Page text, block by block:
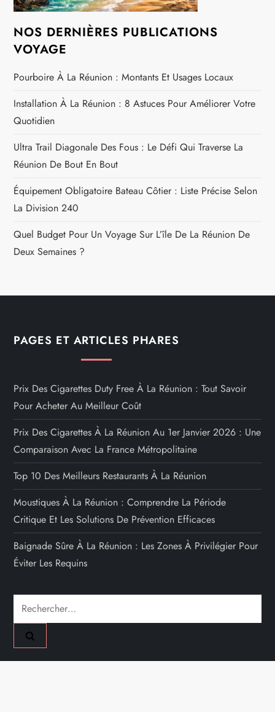
NOS DERNIÈRES PUBLICATIONS
VOYAGE
Pourboire À La Réunion : Montants Et Usages Locaux
Installation À La Réunion : 8 Astuces Pour Améliorer Votre
Quotidien
Ultra Trail Diagonale Des Fous : Le Défi Qui Traverse La
Réunion De Bout En Bout
Équipement Obligatoire Bateau Côtier : Liste Précise Selon
La Division 240
Quel Budget Pour Un Voyage Sur L’île De La Réunion De
Deux Semaines ?
PAGES ET ARTICLES PHARES
Prix Des Cigarettes Duty Free À La Réunion : Tout Savoir
Pour Acheter Au Meilleur Coût
Prix Des Cigarettes À La Réunion Au 1er Janvier 2026 : Une
Comparaison Avec La France Métropolitaine
Top 10 Des Meilleurs Restaurants À La Réunion
Moustiques À La Réunion : Comprendre La Période
Critique Et Les Solutions De Prévention Efficaces
Baignade Sûre À La Réunion : Les Zones À Privilégier Pour
Éviter Les Requins
Rechercher :